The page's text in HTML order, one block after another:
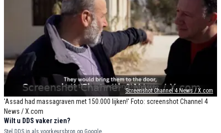
Screenshot Channel 4 News / X.com
'Assad had massagraven met 150.000 lijken!' Foto: screenshot Channel 4
News / X.com
Wilt u DDS vaker zien?